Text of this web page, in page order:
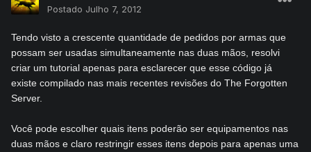
Postado Julho 7, 2012
Tendo visto a crescente quantidade de pedidos por armas que
possam ser usadas simultaneamente nas duas mãos, resolvi
criar um tutorial apenas para esclarecer que esse código já
existe compilado nas mais recentes revisões do The Forgotten
Server.
Você pode escolher quais itens poderão ser equipamentos nas
duas mãos e claro restringir esses itens depois para apenas uma